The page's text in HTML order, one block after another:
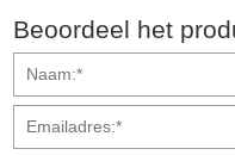
Beoordeel het